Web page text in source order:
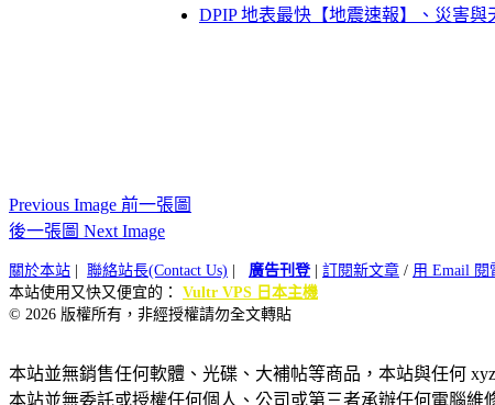
DPIP 地表最快【地震速報】、災害與
Previous Image 前一張圖
後一張圖 Next Image
關於本站 聯絡站長(Contact Us) 廣告刊登| 訂閱新文章 / 用 Email 閱
本站使用又快又便宜的： Vultr VPS 日本主機
© 2026 版權所有，非經授權請勿全文轉貼
本站並無銷售任何軟體、光碟、大補帖等商品，本站與任何
本站並無委託或授權任何個人、公司或第三者承辦任何電腦維